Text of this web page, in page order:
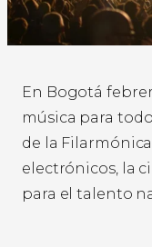
En Bogotá
música para
de la
electrónicos, la
para el talento